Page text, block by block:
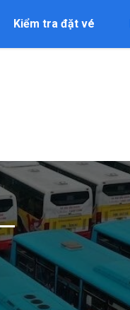
Kiểm tra đặt vé